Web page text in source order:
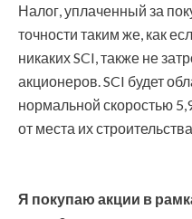
Налог, уплаченный за
точности таким же, как
никаких SCI, также не
акционеров. SCI будет
нормальной скоростью
от места их строительства.
Я покупаю акции в